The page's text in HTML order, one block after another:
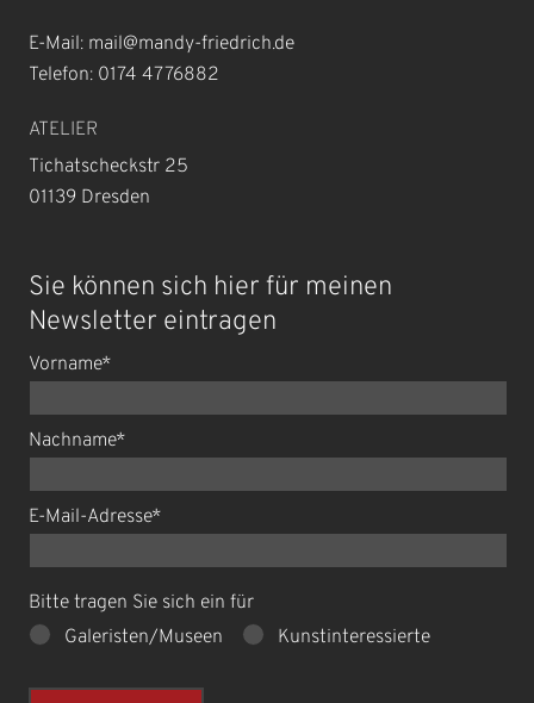
E-Mail: mail@mandy-friedrich.de
Telefon: 0174 4776882
ATELIER
Tichatscheckstr 25
01139 Dresden
Sie können sich hier für meinen
Newsletter eintragen
Vorname*
Nachname*
E-Mail-Adresse*
Bitte tragen Sie sich ein für
Galeristen/Museen
Kunstinteressierte